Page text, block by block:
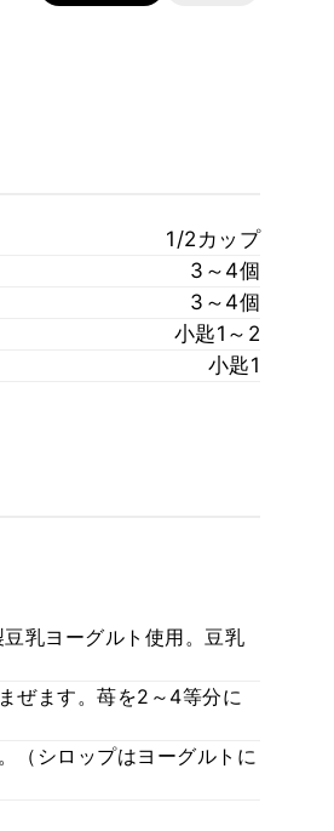
1/2カップ
3～4個
3～4個
小匙1～2
小匙1
乳ヨーグルト使用。豆乳
ぜます。苺を2～4等分に
（シロップはヨーグルトに